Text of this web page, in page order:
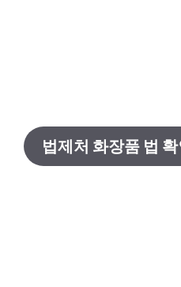
법제처 화장품 법